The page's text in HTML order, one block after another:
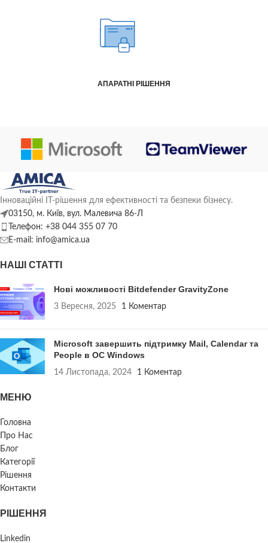
АПАРАТНІ РІШЕННЯ
Інноваційні ІТ-рішення для ефективності та безпеки бізнесу.
03150, м. Київ, вул. Малевича 86-Л
Телефон: +38 044 355 07 70
E-mail: info@amica.ua
НАШІ СТАТТІ
Нові можливості Bitdefender GravityZone
3 Вересня, 2025 1 Коментар
Microsoft завершить підтримку Mail, Calendar та
People в ОС Windows
14 Листопада, 2024 1 Коментар
МЕНЮ
Головна
Про Нас
Блог
Категорії
Рішення
Контакти
РІШЕННЯ
Linkedin